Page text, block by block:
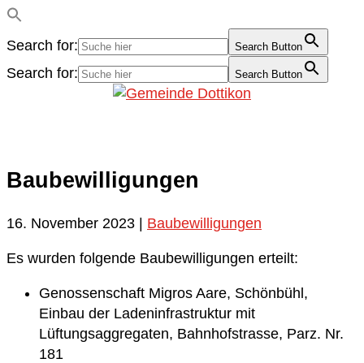
Search for: Search Button
Search for: Search Button
Baubewilligungen
16. November 2023 | Baubewilligungen
Es wurden folgende Baubewilligungen erteilt:
Genossenschaft Migros Aare, Schönbühl,
Einbau der Ladeninfrastruktur mit
Lüftungsaggregaten, Bahnhofstrasse, Parz. Nr.
181